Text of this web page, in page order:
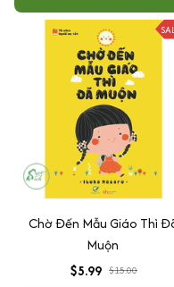
Chờ Đến Mẫu Giáo Thì
Muộn
$5.99 $15.00